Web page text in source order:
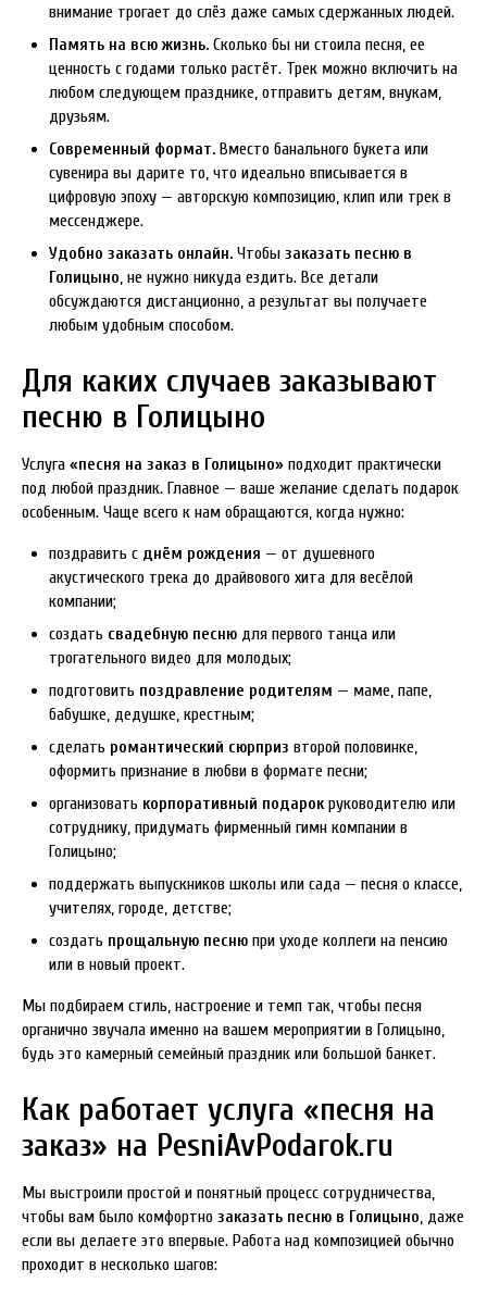
внимание трогает до слёз даже самых сдержанных людей.
Память на всю жизнь. Сколько бы ни стоила песня, ее
ценность с годами только растёт. Трек можно включить на
любом следующем празднике, отправить детям, внукам,
друзьям.
Современный формат. Вместо банального букета или
сувенира вы дарите то, что идеально вписывается в
цифровую эпоху — авторскую композицию, клип или трек в
мессенджере.
Удобно заказать онлайн. Чтобы заказать песню в
Голицыно, не нужно никуда ездить. Все детали
обсуждаются дистанционно, а результат вы получаете
любым удобным способом.
Для каких случаев заказывают
песню в Голицыно
Услуга «песня на заказ в Голицыно» подходит практически
под любой праздник. Главное — ваше желание сделать подарок
особенным. Чаще всего к нам обращаются, когда нужно:
поздравить с днём рождения — от душевного
акустического трека до драйвового хита для весёлой
компании;
создать свадебную песню для первого танца или
трогательного видео для молодых;
подготовить поздравление родителям — маме, папе,
бабушке, дедушке, крестным;
сделать романтический сюрприз второй половинке,
оформить признание в любви в формате песни;
организовать корпоративный подарокруководителю или
сотруднику, придумать фирменный гимн компании в
Голицыно;
поддержать выпускников школы или сада — песня о классе,
учителях, городе, детстве;
создать прощальную песню при уходе коллеги на пенсию
или в новый проект.
Мы подбираем стиль, настроение и темп так, чтобы песня
органично звучала именно на вашем мероприятии в Голицыно,
будь это камерный семейный праздник или большой банкет.
Как работает услуга «песня на
заказ» на PesniAvPodarok.ru
Мы выстроили простой и понятный процесс сотрудничества,
чтобы вам было комфортно заказать песню в Голицыно, даже
если вы делаете это впервые. Работа над композицией обычно
проходит в несколько шагов: